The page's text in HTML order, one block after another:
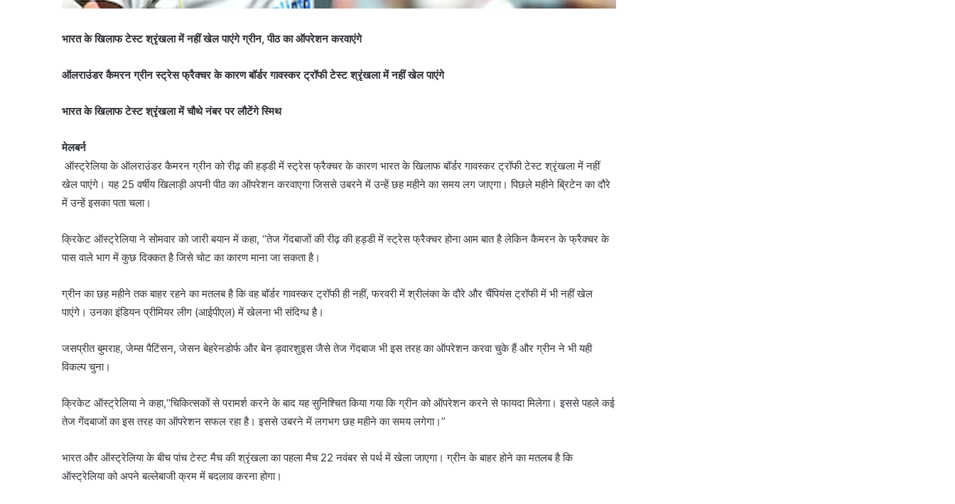
भारत के खिलाफ टेस्ट श्रृंखला में नहीं खेल पाएंगे ग्रीन, पीठ का ऑपरेशन करवाएंगे
ऑलराउंडर कैमरन ग्रीन स्ट्रेस फ्रैक्चर के कारण बॉर्डर गावस्कर ट्रॉफी टेस्ट श्रृंखला में नहीं खेल पाएंगे
भारत के खिलाफ टेस्ट श्रृंखला में चौथे नंबर पर लौटेंगे स्मिथ
मेलबर्न
ऑस्ट्रेलिया के ऑलराउंडर कैमरन ग्रीन को रीढ़ की हड्डी में स्ट्रेस फ्रैक्चर के कारण भारत के खिलाफ बॉर्डर गावस्कर ट्रॉफी टेस्ट श्रृंखला में नहीं
खेल पाएंगे। यह 25 वर्षीय खिलाड़ी अपनी पीठ का ऑपरेशन करवाएगा जिससे उबरने में उन्हें छह महीने का समय लग जाएगा। पिछले महीने ब्रिटेन का दौरे
में उन्हें इसका पता चला।
क्रिकेट ऑस्ट्रेलिया ने सोमवार को जारी बयान में कहा, ‘‘तेज गेंदबाजों की रीढ़ की हड्डी में स्ट्रेस फ्रैक्चर होना आम बात है लेकिन कैमरन के फ्रैक्चर के
पास वाले भाग में कुछ दिक्कत है जिसे चोट का कारण माना जा सकता है।
ग्रीन का छह महीने तक बाहर रहने का मतलब है कि वह बॉर्डर गावस्कर ट्रॉफी ही नहीं, फरवरी में श्रीलंका के दौरे और चैंपियंस ट्रॉफी में भी नहीं खेल
पाएंगे। उनका इंडियन प्रीमियर लीग (आईपीएल) में खेलना भी संदिग्ध है।
जसप्रीत बुमराह, जेम्स पैटिंसन, जेसन बेहरेनडोर्फ और बेन ड्वारशुइस जैसे तेज गेंदबाज भी इस तरह का ऑपरेशन करवा चुके हैं और ग्रीन ने भी यही
विकल्प चुना।
क्रिकेट ऑस्ट्रेलिया ने कहा,‘‘चिकित्सकों से परामर्श करने के बाद यह सुनिश्चित किया गया कि ग्रीन को ऑपरेशन करने से फायदा मिलेगा। इससे पहले कई
तेज गेंदबाजों का इस तरह का ऑपरेशन सफल रहा है। इससे उबरने में लगभग छह महीने का समय लगेगा।’’
भारत और ऑस्ट्रेलिया के बीच पांच टेस्ट मैच की श्रृंखला का पहला मैच 22 नवंबर से पर्थ में खेला जाएगा। ग्रीन के बाहर होने का मतलब है कि
ऑस्ट्रेलिया को अपने बल्लेबाजी क्रम में बदलाव करना होगा।